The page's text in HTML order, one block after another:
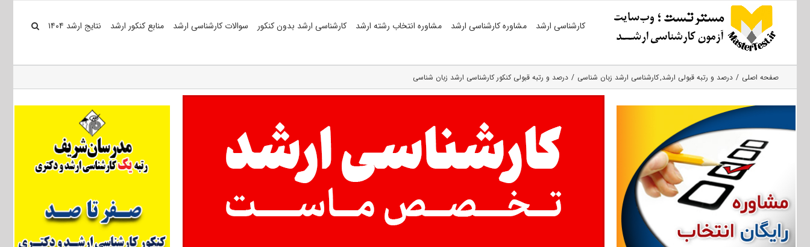
کارشناسی ارشد مشاوره کارشناسی ارشد مشاوره انتخاب رشته ارشد کارشناسی ارشد بدون کنکور سوالات کارشناسی ارشد منابع کنکور ارشد نتایج ارشد ۱۴۰۴
صفحه اصلی درصد و رتبه قبولی ارشد کارشناسی ارشد زبان شناسی درصد و رتبه قبولی کنکور کارشناسی ارشد زبان شناسی